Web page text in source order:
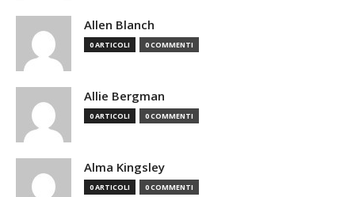
Allen Blanch
0 ARTICOLI 0 COMMENTI
Allie Bergman
0 ARTICOLI 0 COMMENTI
Alma Kingsley
0 ARTICOLI 0 COMMENTI